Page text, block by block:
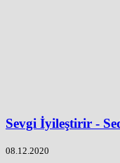
Sevgi İyileştirir -
08.12.2020